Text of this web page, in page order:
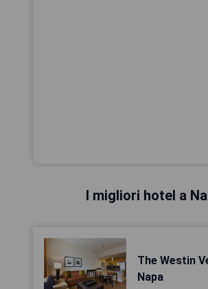
I migliori hotel a
The Westin
Napa